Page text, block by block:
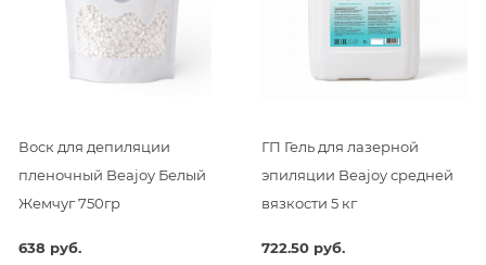
Воск для депиляции
пленочный Beajoy Белый
Жемчуг 750гр
638 руб.
ГП Гель для лазерной
эпиляции Beajoy средней
вязкости 5 кг
722.50 руб.